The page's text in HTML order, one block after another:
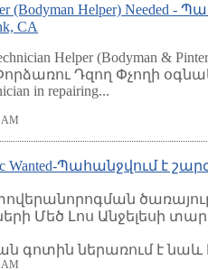
(Bodyman Helper)
CA
Helper (Bodyman &
Դզող Փչողի
in repairing...
AM
Wanted-Պահանջվում է
Մեծ Լոս Անջելեսի
գոտին ներառում է նաև
AM